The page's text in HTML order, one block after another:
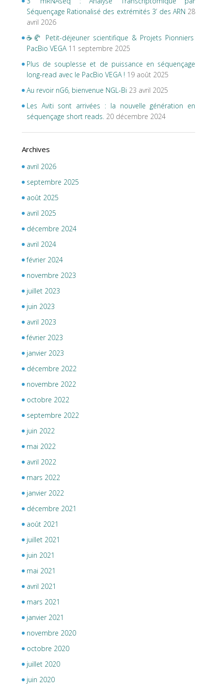
Séquençage Rationalisé des extrémités 3’ des ARN 28
avril 2026
☕🥐 Petit-déjeuner scientifique & Projets Pionniers
PacBio VEGA 11 septembre 2025
Plus de souplesse et de puissance en séquençage
long-read avec le PacBio VEGA ! 19 août 2025
Au revoir nG6, bienvenue NGL-Bi 23 avril 2025
Les Aviti sont arrivées : la nouvelle génération en
séquençage short reads. 20 décembre 2024
Archives
avril 2026
septembre 2025
août 2025
avril 2025
décembre 2024
avril 2024
février 2024
novembre 2023
juillet 2023
juin 2023
avril 2023
février 2023
janvier 2023
décembre 2022
novembre 2022
octobre 2022
septembre 2022
juin 2022
mai 2022
avril 2022
mars 2022
janvier 2022
décembre 2021
août 2021
juillet 2021
juin 2021
mai 2021
avril 2021
mars 2021
janvier 2021
novembre 2020
octobre 2020
juillet 2020
juin 2020